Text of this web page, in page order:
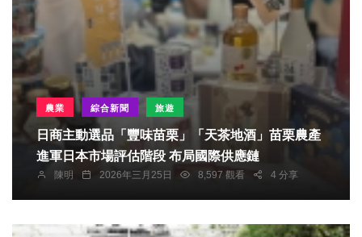
農業 綜合新聞 旅遊
日商主動選品「豐味苗栗」「天茶地酒」苗栗農產
進軍日本市場評估階段 布局國際供應鏈
陳明 2026年三月25日 8,597 觀看 4 分享